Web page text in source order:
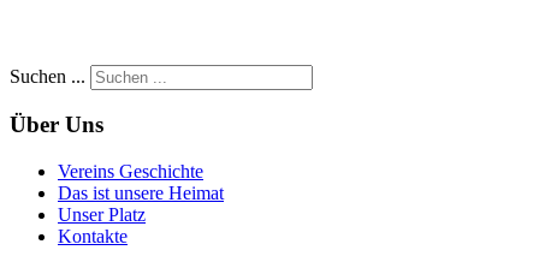
Suchen ...
Über Uns
Vereins Geschichte
Das ist unsere Heimat
Unser Platz
Kontakte